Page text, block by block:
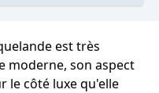
est très
moderne, son aspect
le côté luxe qu'elle